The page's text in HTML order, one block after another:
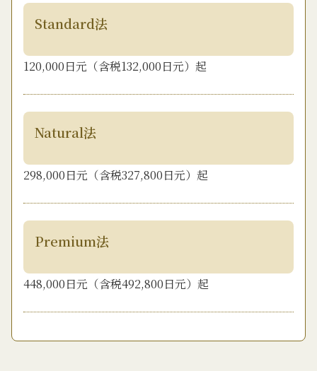
Standard法
120,000日元（含税132,000日元）起
Natural法
298,000日元（含税327,800日元）起
Premium法
448,000日元（含税492,800日元）起